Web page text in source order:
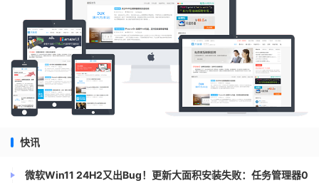
快讯
微软Win11 24H2又出Bug！更新大面积安装失败：任务管理器0